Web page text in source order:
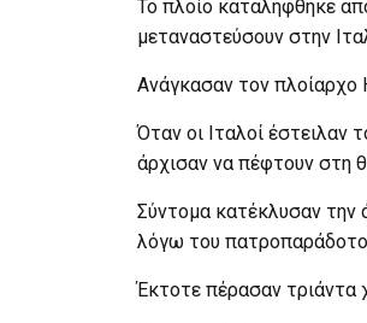
Το πλοίο καταλήφθηκε
μεταναστεύσουν στην
Ανάγκασαν τον πλοίαρχο
Όταν οι Ιταλοί έστειλαν
άρχισαν να πέφτουν στη
Σύντομα κατέκλυσαν την
λόγω του
Έκτοτε πέρασαν τριάντα